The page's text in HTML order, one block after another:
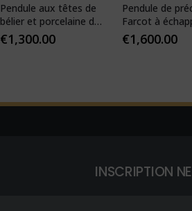
Pendule aux têtes de
bélier et porcelaine de
Paris
€1,300.00
Pendule de
Farcot à
Brocot visible
€1,600.00
INSCRIPTION